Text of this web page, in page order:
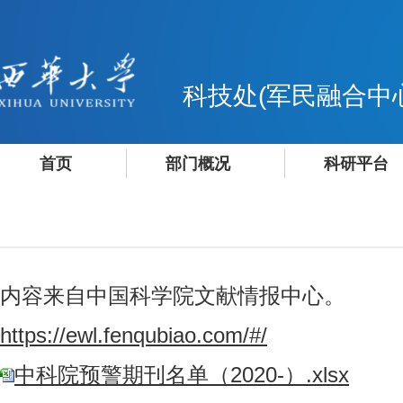
科技处(军民融合中
首页 部门概况 科研平台
内容来自中国科学院文献情报中心。
https://ewl.fenqubiao.com/#/
中科院预警期刊名单（2020-）.xlsx